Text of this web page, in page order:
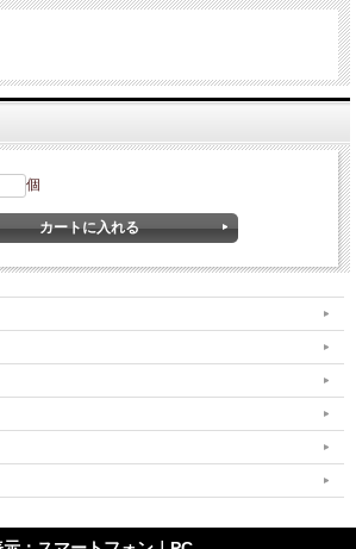
す。
ン（国内製造）、砂糖、卵、ク
コアパウダー、オレンジ砂糖
ロース、膨張剤、酒精、香料、
）、（一部に卵・乳成分・小麦
値)：１個あたり 熱量・
質・7.7ｇ 脂質・47.5ｇ 炭
食塩相当量・ 0.6ｇ
個